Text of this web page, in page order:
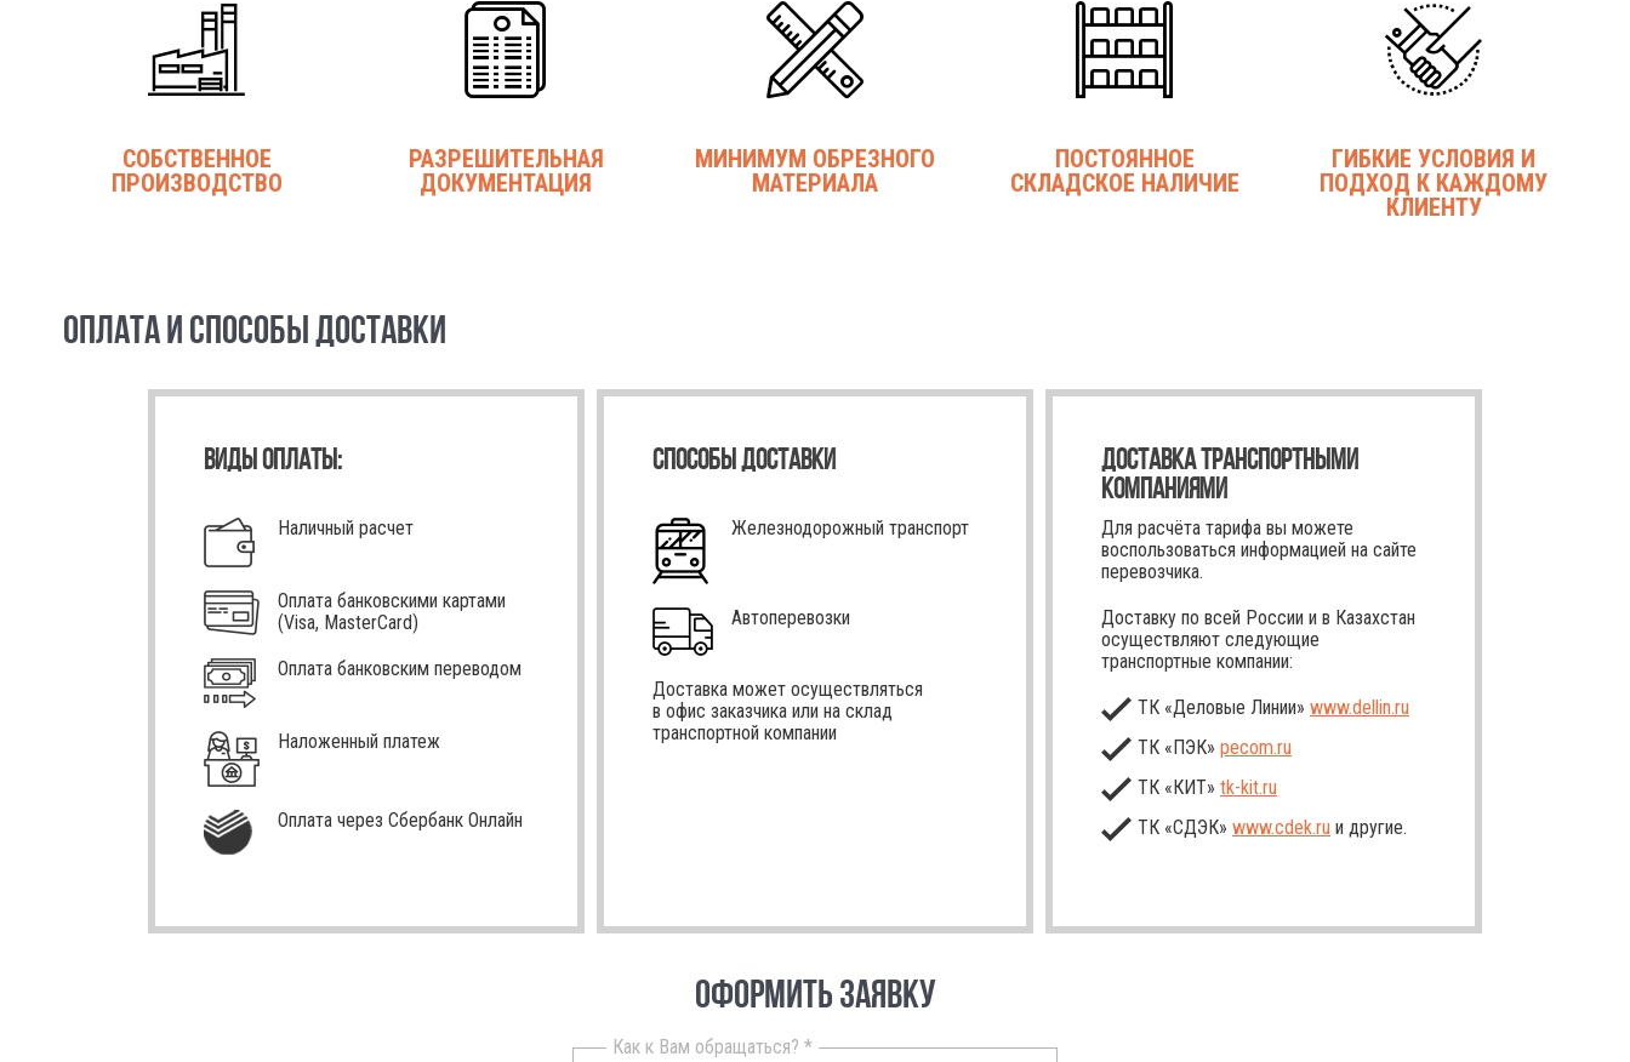
СОБСТВЕННОЕ
ПРОИЗВОДСТВО
РАЗРЕШИТЕЛЬНАЯ
ДОКУМЕНТАЦИЯ
МИНИМУМ ОБРЕЗНОГО
МАТЕРИАЛА
ПОСТОЯННОЕ
СКЛАДСКОЕ НАЛИЧИЕ
ГИБКИЕ УСЛОВИЯ И
ПОДХОД К КАЖДОМУ
КЛИЕНТУ
ОПЛАТА И СПОСОБЫ ДОСТАВКИ
ВИДЫ ОПЛАТЫ:
Наличный расчет
Оплата банковскими картами
(Visa, MasterCard)
Оплата банковским переводом
Наложенный платеж
Оплата через Сбербанк Онлайн
СПОСОБЫ ДОСТАВКИ
Железнодорожный транспорт
Автоперевозки
Доставка может осуществляться
в офис заказчика или на склад
транспортной компании
ДОСТАВКА ТРАНСПОРТНЫМИ
КОМПАНИЯМИ
Для расчёта тарифа вы можете
воспользоваться информацией на сайте
перевозчика.
Доставку по всей России и в Казахстан
осуществляют следующие
транспортные компании:
ТК «Деловые Линии» www.dellin.ru
ТК «ПЭК» pecom.ru
ТК «КИТ» tk-kit.ru
ТК «СДЭК» www.cdek.ru и другие.
ОФОРМИТЬ ЗАЯВКУ
Как к Вам обращаться? *